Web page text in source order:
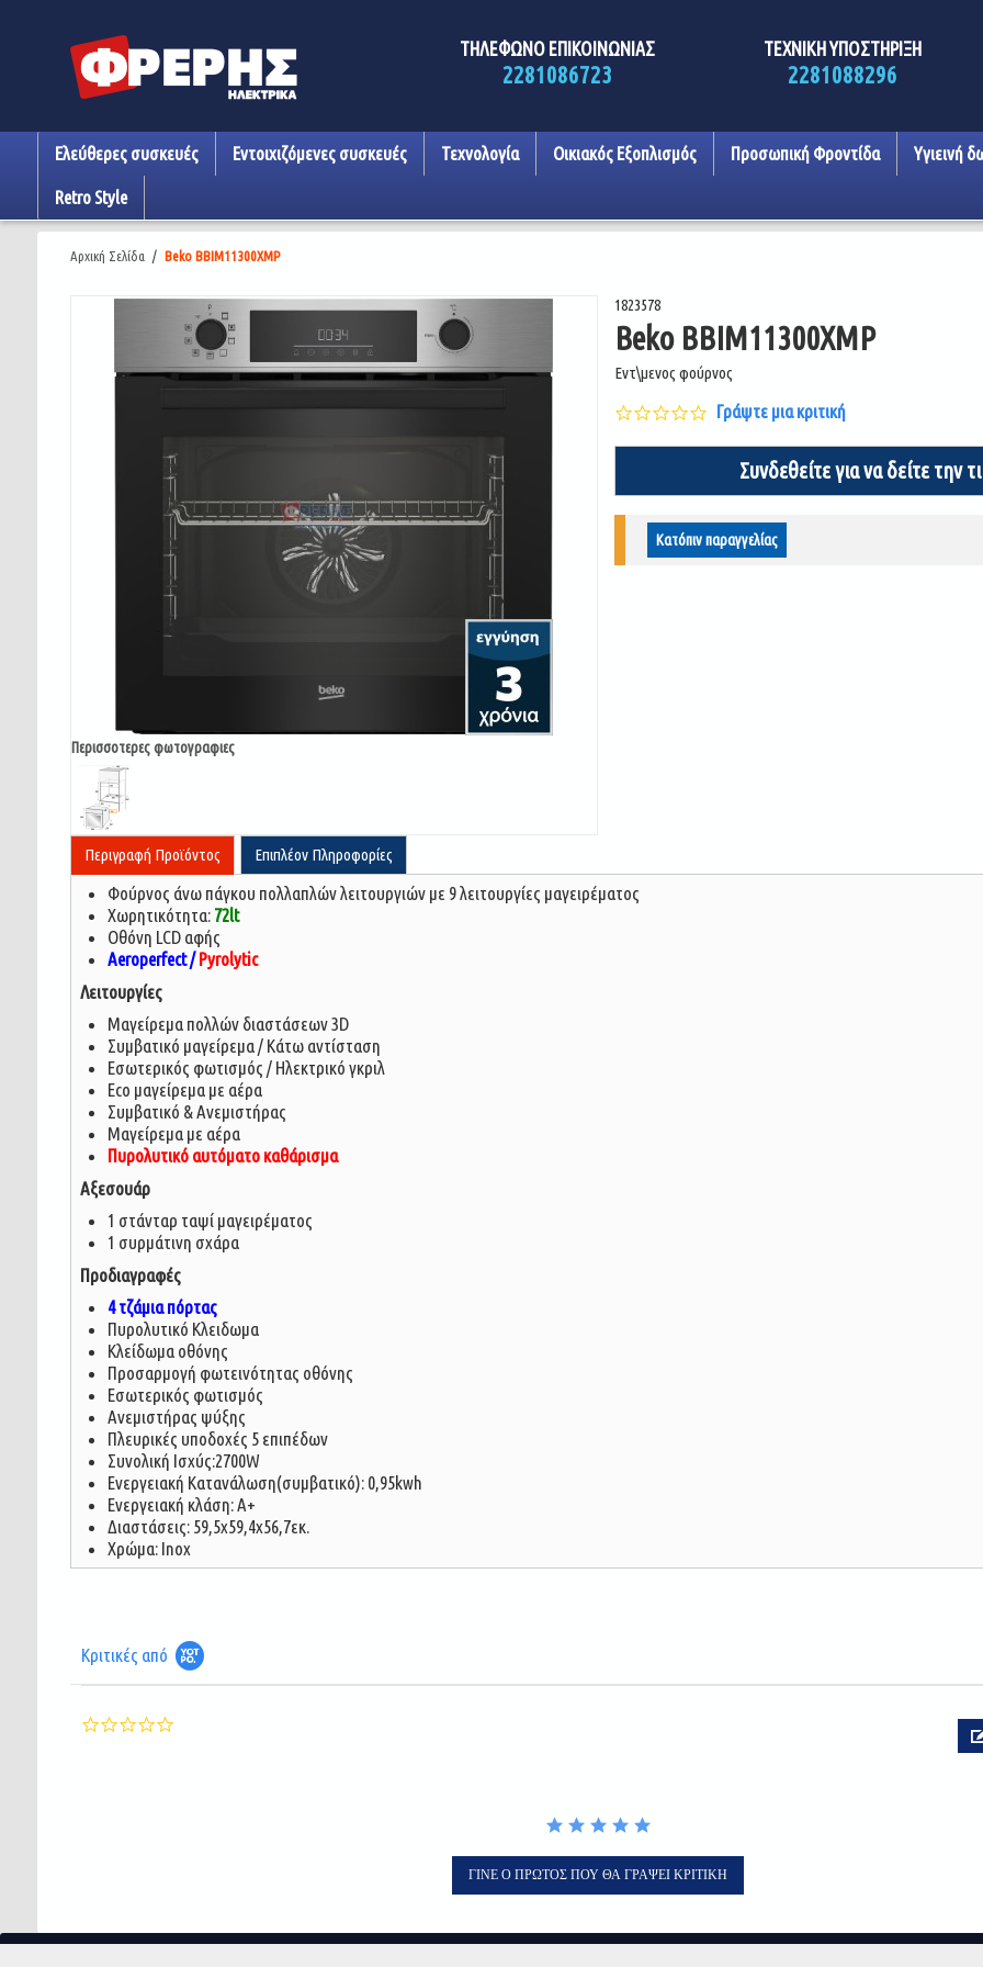
ΤΗΛΕΦΩΝΟ ΕΠΙΚΟΙΝΩΝΙΑΣ
2281086723
ΤΕΧΝΙΚΗ ΥΠΟΣΤΗΡΙΞΗ
2281088296
Ελεύθερες συσκευές Εντοιχιζόμενες συσκευές Τεχνολογία Οικιακός Εξοπλισμός Προσωπική Φροντίδα Υγιεινή
Retro Style
Αρχική Σελίδα / Beko BBIM11300XMP
1823578
Beko BBIM11300XMP
Εντ\μενος φούρνος
0.0
star
rating
Γράψτε μια κριτική
Περισσοτερες φωτογραφιες
Συνδεθείτε για να δείτε την
Κατόπιν παραγγελίας
Περιγραφή Προϊόντος Επιπλέον Πληροφορίες
Φούρνος άνω πάγκου πολλαπλών λειτουργιών με 9 λειτουργίες μαγειρέματος
Χωρητικότητα: 72lt
Οθόνη LCD αφής
Aeroperfect /Pyrolytic
Λειτουργίες
Μαγείρεμα πολλών διαστάσεων 3D
Συμβατικό μαγείρεμα / Κάτω αντίσταση
Εσωτερικός φωτισμός / Ηλεκτρικό γκριλ
Εco μαγείρεμα με αέρα
Συμβατικό & Ανεμιστήρας
Μαγείρεμα με αέρα
Πυρολυτικό αυτόματο καθάρισμα
Αξεσουάρ
1 στάνταρ ταψί μαγειρέματος
1 συρμάτινη σχάρα
Προδιαγραφές
4 τζάμια πόρτας
Πυρολυτικό Κλειδωμα
Κλείδωμα οθόνης
Προσαρμογή φωτεινότητας οθόνης
Εσωτερικός φωτισμός
Ανεμιστήρας ψύξης
Πλευρικές υποδοχές 5 επιπέδων
Συνολική Ισχύς:2700W
Ενεργειακή Κατανάλωση(συμβατικό): 0,95kwh
Ενεργειακή κλάση: Α+
Διαστάσεις: 59,5x59,4x56,7εκ.
Χρώμα: Inox
Κριτικές από
0.0
ΓΊΝΕ Ο ΠΡΏΤΟΣ ΠΟΥ ΘΑ ΓΡΆΨΕΙ ΚΡΙΤΙΚΉ